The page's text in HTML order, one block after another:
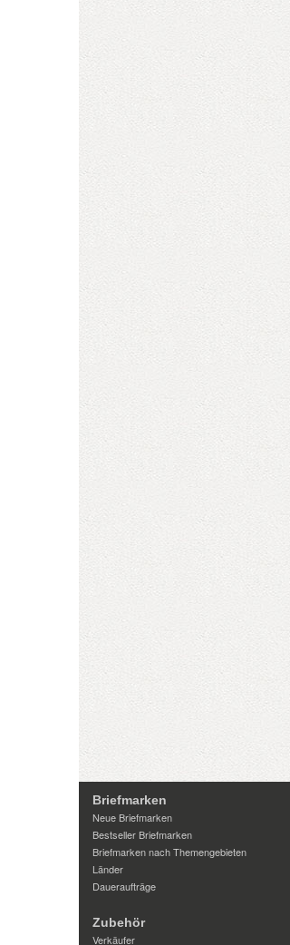
Briefmarken
Neue Briefmarken
Bestseller Briefmarken
Briefmarken nach Themengebieten
Länder
Daueraufträge
Zubehör
Verkäufer